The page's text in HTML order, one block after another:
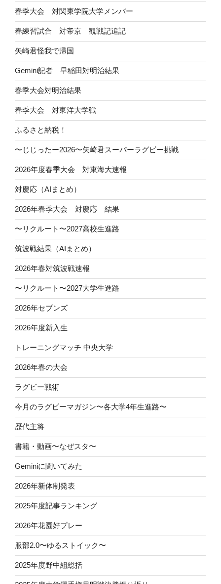
春季大会 対関東学院大学メンバー
春練習試合 対帝京 観戦記追記
矢崎君怪我で帰国
Gemini記者 早稲田対明治結果
春季大会対明治結果
春季大会 対東洋大学戦
ふるさと納税！
〜じじったー2026〜矢崎君スーパーラグビー挑戦
2026年度春季大会 対東海大速報
対慶応（AIまとめ）
2026年春季大会 対慶応 結果
〜リクルート〜2027高校生進路
筑波戦結果（AIまとめ）
2026年春対筑波戦速報
〜リクルート〜2027大学生進路
2026年セブンズ
2026年度新入生
トレーニングマッチ 中央大学
2026年春の大会
ラグビー戦術
今月のラグビーマガジン〜各大学4年生進路〜
歴代主将
書籍・動画〜なぜスタ〜
Geminiに聞いてみた
2026年新体制発表
2025年度記事ランキング
2026年花園好プレー
服部2.0〜ゆるストイック〜
2025年度野中組総括